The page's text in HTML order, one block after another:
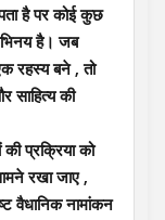
है पर कोई कुछ
है। जब
रहस्य बने , तो
साहित्य की
की प्रक्रिया को
रखा जाए ,
वैधानिक नामांकन